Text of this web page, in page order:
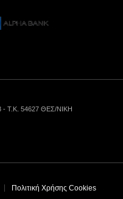
- Τ.Κ. 54627 ΘΕΣ/ΝΙΚΗ
Πολιτική Χρήσης Cookies